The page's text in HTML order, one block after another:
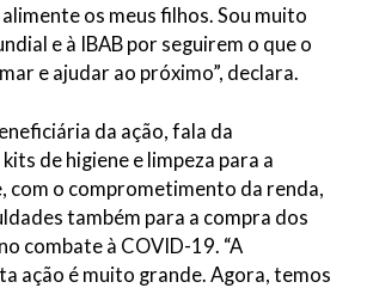
alimente os meus filhos. Sou muito
e à IBAB por seguirem o que o
e ajudar ao próximo”, declara.
da ação, fala da
de higiene e limpeza para a
com o comprometimento da renda,
também para a compra dos
combate à COVID-19. “A
ação é muito grande. Agora, temos